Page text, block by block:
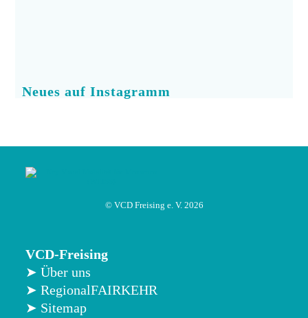
Neues auf Instagramm
© VCD Freising e. V. 2026
VCD-Freising
➤ Über uns
➤ RegionalFAIRKEHR
➤ Sitemap